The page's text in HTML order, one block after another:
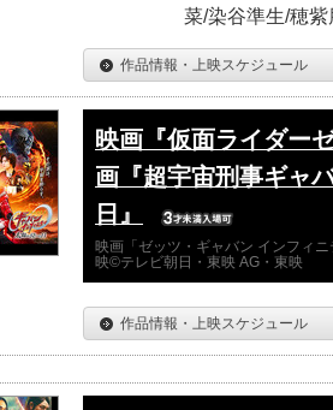
菜/染谷準生/穂
作品情報・上映スケジュール
映画『仮面ライダー
画『超宇宙刑事ギャ
日』
映画「ゼッツ・ギャバン インフィ
映©テレビ朝日・東映 AG・東映
作品情報・上映スケジュール